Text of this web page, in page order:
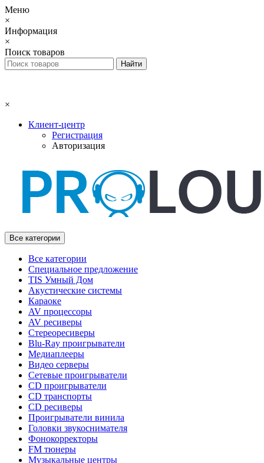
Меню
×
Информация
×
Поиск товаров
×
Клиент-центр
Регистрация
Авторизация
Все категории
Все категории
Специальное предложение
TIS Умный Дом
Акустические системы
Караоке
AV процессоры
AV ресиверы
Стереоресиверы
Blu-Ray проигрыватели
Медиаплееры
Видео серверы
Сетевые проигрыватели
CD проигрыватели
CD транспорты
CD ресиверы
Проигрыватели винила
Головки звукоснимателя
Фонокорректоры
FM тюнеры
Музыкальные центры